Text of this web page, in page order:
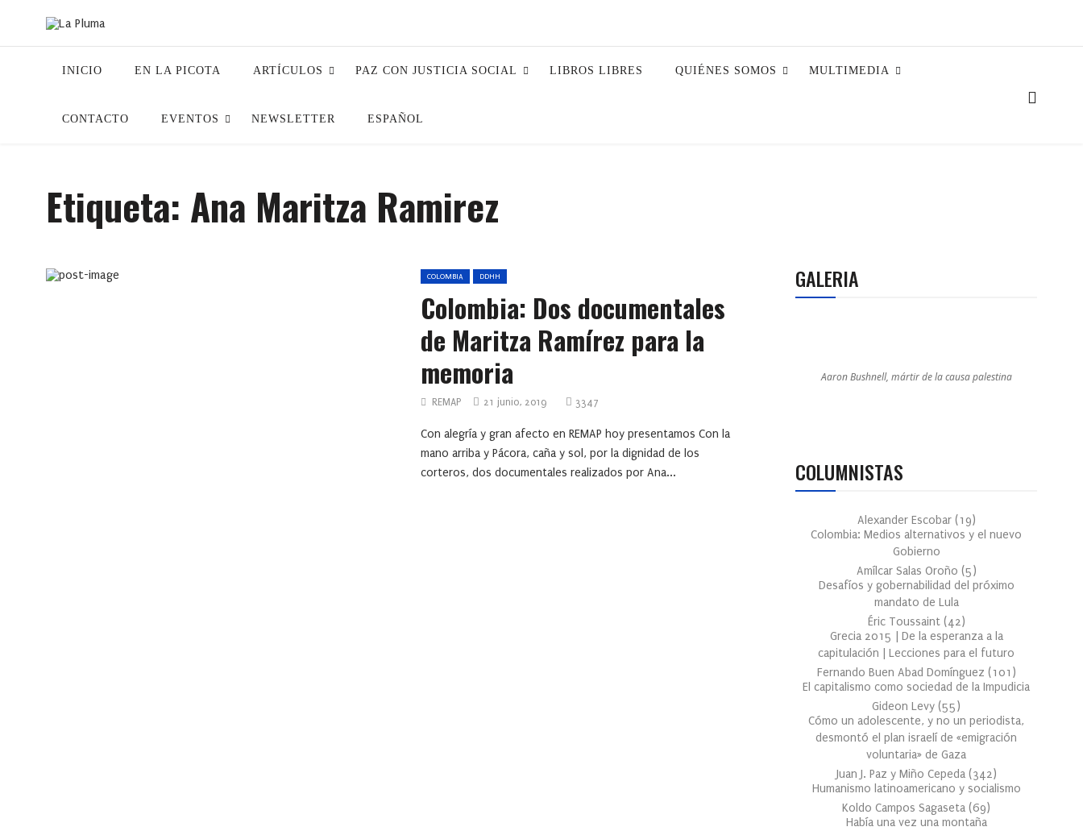
INICIO EN LA PICOTA ARTÍCULOS PAZ CON JUSTICIA SOCIAL LIBROS LIBRES QUIÉNES SOMOS MULTIMEDIA
CONTACTO EVENTOS NEWSLETTER ESPAÑOL
Etiqueta: Ana Maritza Ramirez
COLOMBIA DDHH
Colombia: Dos documentales
de Maritza Ramírez para la
memoria
REMAP 21 junio, 2019 3347
Con alegría y gran afecto en REMAP hoy presentamos Con la
mano arriba y Pácora, caña y sol, por la dignidad de los
corteros, dos documentales realizados por Ana...
GALERIA
Aaron Bushnell, mártir de la causa palestina
COLUMNISTAS
Alexander Escobar (19)
Colombia: Medios alternativos y el nuevo
Gobierno
Amílcar Salas Oroño (5)
Desafíos y gobernabilidad del próximo
mandato de Lula
Éric Toussaint (42)
Grecia 2015 | De la esperanza a la
capitulación | Lecciones para el futuro
Fernando Buen Abad Domínguez (101 )
El capitalismo como sociedad de la Impudicia
Gideon Levy (55)
Cómo un adolescente, y no un periodista,
desmontó el plan israelí de «emigración
voluntaria» de Gaza
Juan J. Paz y Miño Cepeda (342)
Humanismo latinoamericano y socialismo
Koldo Campos Sagaseta (69)
Había una vez una montaña